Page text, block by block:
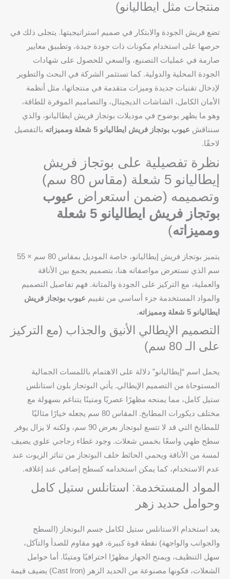
منتجات مثل ايطاليانو)
تضع فريش الجودة والابتكار في صميم استراتيجيتها. يتجلى ذلك في
حرصها على استخدام مكونات ذات جودة جيدة، وتطبيق معايير
صارمة في عمليات التصنيع، والسعي للحصول على شهادات
الجودة المحلية والدولية. كما تستثمر الشركة في البحث والتطوير
لإدخال تقنيات جديدة وميزات متقدمة في منتجاتها، مثل أنظمة
الأمان الكامل، الشاشات الديجيتال، والتصاميم الموفرة للطاقة،
وهو ما يظهر بوضوح في موديلات بوتجاز فريش ايطاليانو، والذي
سنناقش عيوب بوتجاز فريش ايطاليانو 5 شعلة ومميزاته
بالتفصيل
لاحقًا.
نظرة تفصيلية على بوتجاز فريش
إيطاليانو 5 شعلة (مقاس 80 سم)
وتصميمه (ضمن استعراض عيوب
بوتجاز فريش ايطاليانو 5 شعلة
ومميزاته)
يتميز بوتجاز فريش إيطاليانو، خاصة الموديل بمقاس 80 سم × 55
سم الذي نستعرض مواصفاته هنا، بتصميم يجمع بين الأناقة
والعملية، مع التركيز على الجودة والمتانة. فهم تفاصيل التصميم
والمواد المستخدمة جزء أساسي من تقييم عيوب بوتجاز فريش
ايطاليانو 5 شعلة ومميزاته
.
التصميم الإيطالي الأنيق والجذاب (مع التركيز
على الـ 80 سم)
يحمل اسم “إيطاليانو” دلالة على الاهتمام باللمسات الجمالية
المستوحاة من التصميم الإيطالي. يأتي البوتجاز بلون استانلس
ستيل كامل، مما يمنحه مظهرًا عصريًا ومتينًا يتناغم بسهولة مع
مختلف ديكورات المطابخ. المقاس 80 سم يجعله خيارًا مثاليًا
للمطابخ التي قد لا تتسع لبوتجاز بعرض 90 سم، ولكنه لا يزال يوفر
سطح طهي واسعًا بخمس شعلات. وجود غطاء زجاجي علوي يضيف
لمسة من الأناقة ويحمي الحائط خلف البوتجاز من تناثر الزيوت عند
عدم الاستخدام، كما يمكن استخدامه كسطح إضافي عند إغلاقه.
المواد المستخدمة: استانلس ستيل كامل
وحوامل حديد زهر
يعد استخدام الاستانلس ستيل لكامل جسم البوتجاز (السطح
والجوانب والواجهة) نقطة قوة كبيرة، فهو مقاوم للصدأ والتآكل،
سهل التنظيف، ويمنح الجهاز مظهرًا احترافيًا ومتينًا. أما حوامل
الشعلات، فكونها مصنوعة من الحديد الزهر (Cast Iron) يضيف قيمة